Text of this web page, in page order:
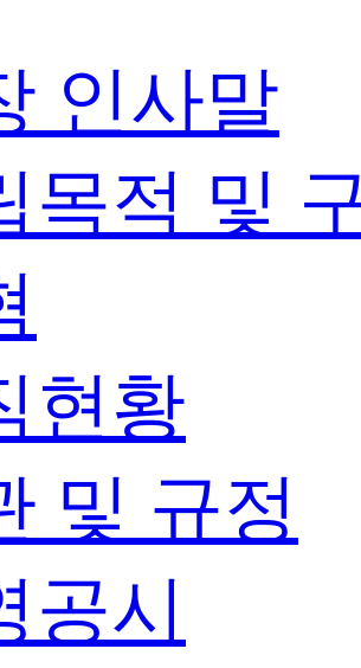
인사말
목적 및
현황
및 규정
공시